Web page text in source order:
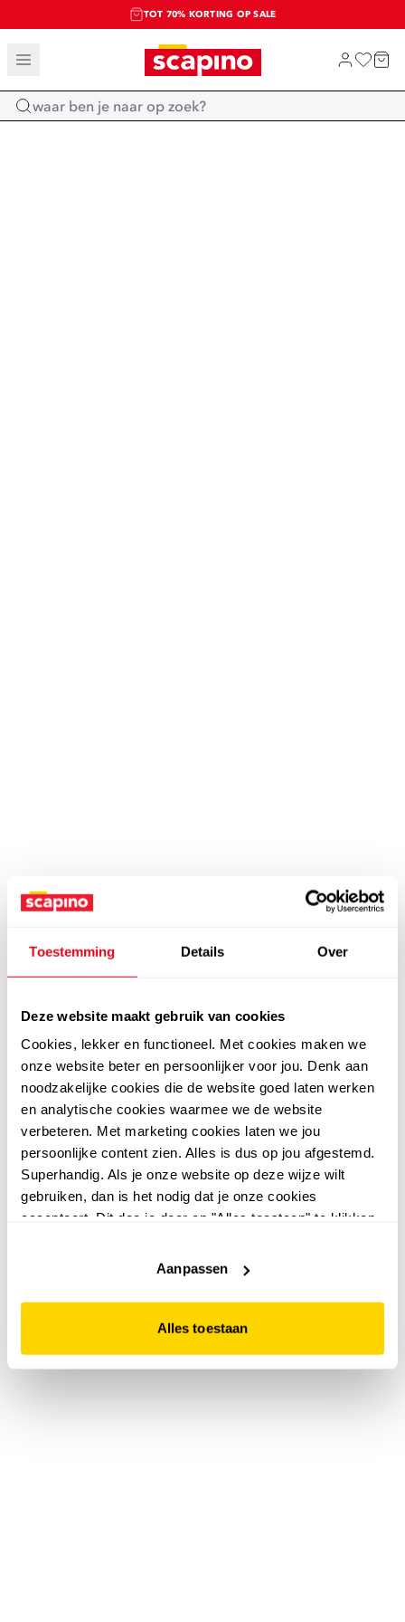
Toestemming Details Over
Deze website maakt gebruik van cookies
Cookies, lekker en functioneel. Met cookies maken we
onze website beter en persoonlijker voor jou. Denk aan
noodzakelijke cookies die de website goed laten werken
en analytische cookies waarmee we de website
verbeteren. Met marketing cookies laten we jou
persoonlijke content zien. Alles is dus op jou afgestemd.
Superhandig. Als je onze website op deze wijze wilt
gebruiken, dan is het nodig dat je onze cookies
accepteert. Dit doe je door op "Alles toestaan" te klikken.
website niet optimaal functioneert.
Aanpassen
Alles toestaan
TOT 70% KORTING OP SALE
SALE: LAATSTE KANS!
SHOP NIEUW
Home